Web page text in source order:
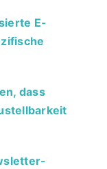
E-
dass